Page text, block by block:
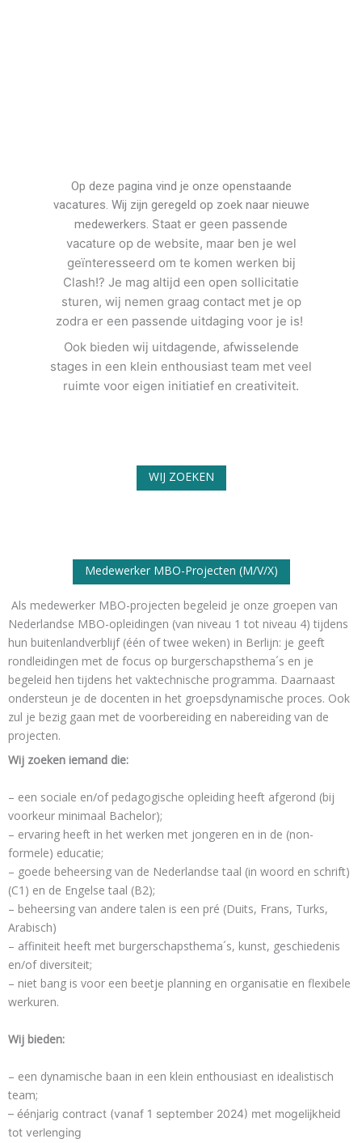
Op deze pagina vind je onze openstaande
vacatures. Wij zijn geregeld op zoek naar nieuwe
medewerkers. Staat er geen passende
vacature op de website, maar ben je wel
geïnteresseerd om te komen werken bij
Clash!? Je mag altijd een open sollicitatie
sturen, wij nemen graag contact met je op
zodra er een passende uitdaging voor je is!
Ook bieden wij uitdagende, afwisselende
stages in een klein enthousiast team met veel
ruimte voor eigen initiatief en creativiteit.
WIJ ZOEKEN
Medewerker MBO-Projecten (M/V/X)
Als medewerker MBO-projecten begeleid je onze groepen van
Nederlandse MBO-opleidingen (van niveau 1 tot niveau 4) tijdens
hun buitenlandverblijf (één of twee weken) in Berlijn: je geeft
rondleidingen met de focus op burgerschapsthema´s en je
begeleid hen tijdens het vaktechnische programma. Daarnaast
ondersteun je de docenten in het groepsdynamische proces. Ook
zul je bezig gaan met de voorbereiding en nabereiding van de
projecten.
Wij zoeken iemand die:
– een sociale en/of pedagogische opleiding heeft afgerond (bij
voorkeur minimaal Bachelor);
– ervaring heeft in het werken met jongeren en in de (non-
formele) educatie;
– goede beheersing van de Nederlandse taal (in woord en schrift)
(C1) en de Engelse taal (B2);
– beheersing van andere talen is een pré (Duits, Frans, Turks,
Arabisch)
– affiniteit heeft met burgerschapsthema´s, kunst, geschiedenis
en/of diversiteit;
– niet bang is voor een beetje planning en organisatie en flexibele
werkuren.
Wij bieden:
– een dynamische baan in een klein enthousiast en idealistisch
team;
– éénjarig contract (vanaf 1 september 2024) met mogelijkheid
tot verlenging